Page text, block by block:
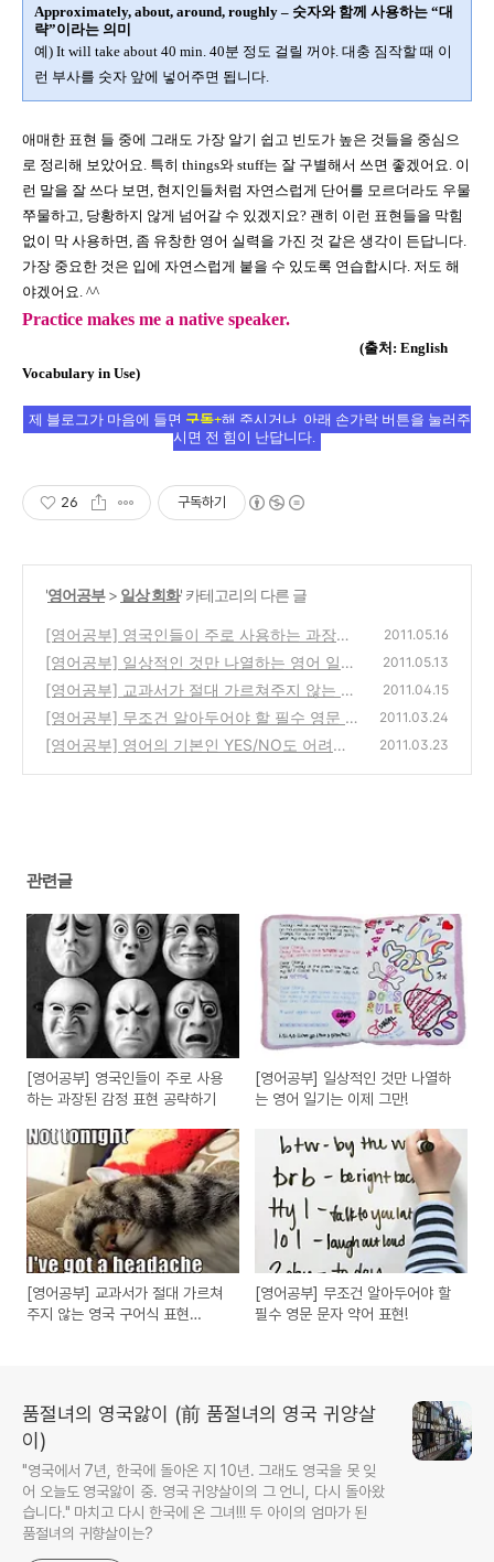
Approximately, about, around, roughly – 숫자와 함께 사용하는 “대
략”이라는 의미
예) It will take about 40 min. 40분 정도 걸릴 꺼야. 대충 짐작할 때 이
런 부사를 숫자 앞에 넣어주면 됩니다.
애매한 표현 들 중에 그래도 가장 알기 쉽고 빈도가 높은 것들을 중심으
로 정리해 보았어요. 특히 things와 stuff는 잘 구별해서 쓰면 좋겠어요. 이
런 말을 잘 쓰다 보면, 현지인들처럼 자연스럽게 단어를 모르더라도 우물
쭈물하고, 당황하지 않게 넘어갈 수 있겠지요? 괜히 이런 표현들을 막힘
없이 막 사용하면, 좀 유창한 영어 실력을 가진 것 같은 생각이 든답니다.
가장 중요한 것은 입에 자연스럽게 붙을 수 있도록 연습합시다. 저도 해
야겠어요. ^^
Practice makes me a native speaker.
(출처 : English
Vocabulary in Use)
제 블로그가 마음에 들면 구독+해 주시거나, 아래 손가락 버튼을 눌러주
시면 전 힘이 난답니다.
26 구독하기
'영어공부> 일상 회화' 카테고리의 다른 글
[영어공부] 영국인들이 주로 사용하는 과장된
감정 표현 공략하기
(0)
2011.05.16
[영어공부] 일상적인 것만 나열하는 영어 일기
는 이제 그만!
(0)
2011.05.13
[영어공부] 교과서가 절대 가르쳐주지 않는 영
국 구어식 표현 "Have got"
(18)
2011.04.15
[영어공부] 무조건 알아두어야 할 필수 영문 문
자 약어 표현!
(1)
2011.03.24
[영어공부] 영어의 기본인 YES/NO도 어려운
2011.03.23
관련글
[영어공부] 영국인들이 주로 사용
하는 과장된 감정 표현 공략하기
[영어공부] 일상적인 것만 나열하
는 영어 일기는 이제 그만!
[영어공부] 교과서가 절대 가르쳐
주지 않는 영국 구어식 표현
[영어공부] 무조건 알아두어야 할
필수 영문 문자 약어 표현!
품절녀의 영국앓이 (前 품절녀의 영국 귀양살
이)
"영국에서 7년, 한국에 돌아온 지 10년. 그래도 영국을 못 잊
어 오늘도 영국앓이 중. 영국 귀양살이의 그 언니, 다시 돌아왔
습니다." 마치고 다시 한국에 온 그녀!!! 두 아이의 엄마가 된
품절녀의 귀향살이는?